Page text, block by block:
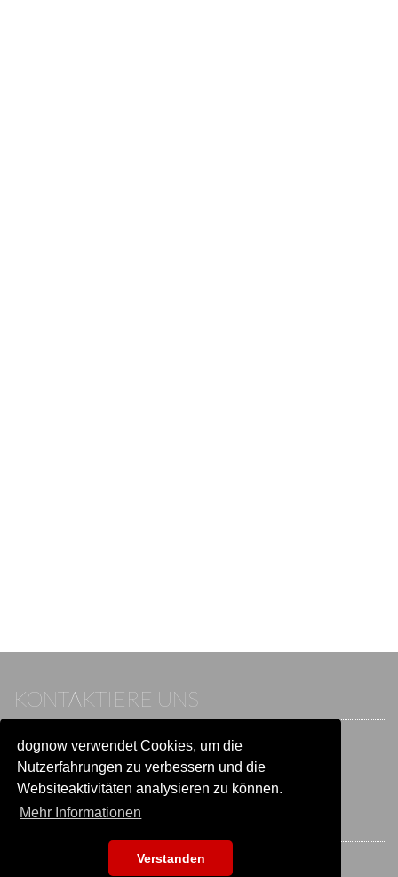
dognow verwendet Cookies, um die
Nutzerfahrungen zu verbessern und die
Websiteaktivitäten analysieren zu können.
Mehr Informationen
Verstanden
KONTAKTIERE UNS
Wenn du bereits einen Account hast, melde dich bitte an.
Sonst besuche unser Hilfe- und Kontaktcenter:
Zu
Hilfe und Kontaktwechseln
BLEIB IN VERBINDUNG